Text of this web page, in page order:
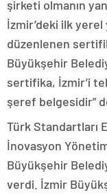
şirketi olmanın
İzmir’deki ilk
düzenlenen
Büyükşehir
sertifika, İzmir’i
şeref belgesidir”
Türk Standartları
İnovasyon
Büyükşehir
verdi. İzmir